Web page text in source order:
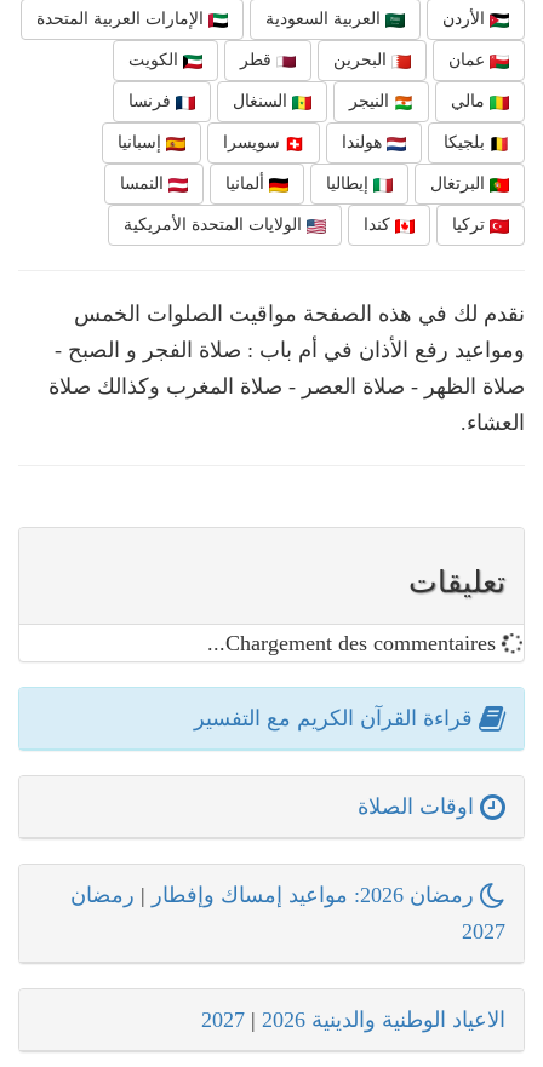
الأردن العربية السعودية الإمارات العربية المتحدة
عمان البحرين قطر الكويت
مالي النيجر السنغال فرنسا
بلجيكا هولندا سويسرا إسبانيا
البرتغال إيطاليا ألمانيا النمسا
تركيا كندا الولايات المتحدة الأمريكية
نقدم لك في هذه الصفحة مواقيت الصلوات الخمس
ومواعيد رفع الأذان في أم باب : صلاة الفجر و الصبح -
صلاة الظهر - صلاة العصر - صلاة المغرب وكذالك صلاة
العشاء.
تعليقات
Chargement des commentaires...
قراءة القرآن الكريم مع التفسير
اوقات الصلاة
رمضان 2026: مواعيد إمساك وإفطار | رمضان
2027
الاعياد الوطنية والدينية 2026 |
2027